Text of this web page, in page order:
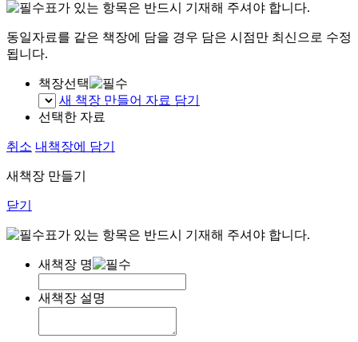
표가 있는 항목은 반드시 기재해 주셔야 합니다.
동일자료를 같은 책장에 담을 경우 담은 시점만 최신으로 수정
됩니다.
책장선택
새 책장 만들어 자료 담기
선택한 자료
취소 내책장에 담기
새책장 만들기
닫기
표가 있는 항목은 반드시 기재해 주셔야 합니다.
새책장 명
새책장 설명